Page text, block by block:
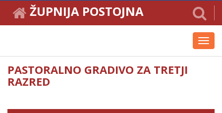
ŽUPNIJA POSTOJNA
PASTORALNO GRADIVO ZA TRETJI
RAZRED